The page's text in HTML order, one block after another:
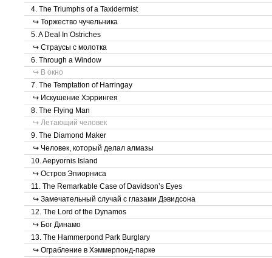
4. The Triumphs of a Taxidermist
↪ Торжество чучельника
5. A Deal In Ostriches
↪ Страусы с молотка
6. Through a Window
↪ В окно
7. The Temptation of Harringay
↪ Искушение Хэррингея
8. The Flying Man
↪ Летающий человек
9. The Diamond Maker
↪ Человек, который делал алмазы
10. Aepyornis Island
↪ Остров Эпиорниса
11. The Remarkable Case of Davidson’s Eyes
↪ Замечательный случай с глазами Дэвидсона
12. The Lord of the Dynamos
↪ Бог Динамо
13. The Hammerpond Park Burglary
↪ Ограбление в Хэммерпонд-парке